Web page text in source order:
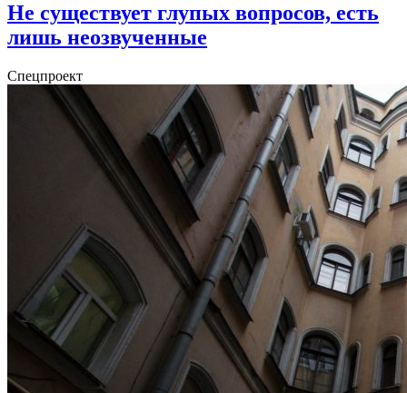
Не существует глупых вопросов, есть
лишь неозвученные
Спецпроект